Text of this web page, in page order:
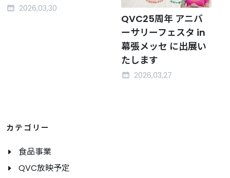
2026,03,30
QVC25周年 アニバ
ーサリーフェスタ in
幕張メッセ に出展い
たします
2026,03,27
カテゴリー
食品事業
QVC放映予定